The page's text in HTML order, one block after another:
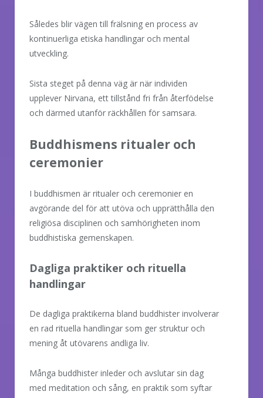
Således blir vägen till frälsning en process av
kontinuerliga etiska handlingar och mental
utveckling.
Sista steget på denna väg är när individen
upplever Nirvana, ett tillstånd fri från återfödelse
och därmed utanför räckhållen för samsara.
Buddhismens ritualer och
ceremonier
I buddhismen är ritualer och ceremonier en
avgörande del för att utöva och upprätthålla den
religiösa disciplinen och samhörigheten inom
buddhistiska gemenskapen.
Dagliga praktiker och rituella
handlingar
De dagliga praktikerna bland buddhister involverar
en rad rituella handlingar som ger struktur och
mening åt utövarens andliga liv.
Många buddhister inleder och avslutar sin dag
med meditation och sång, en praktik som syftar